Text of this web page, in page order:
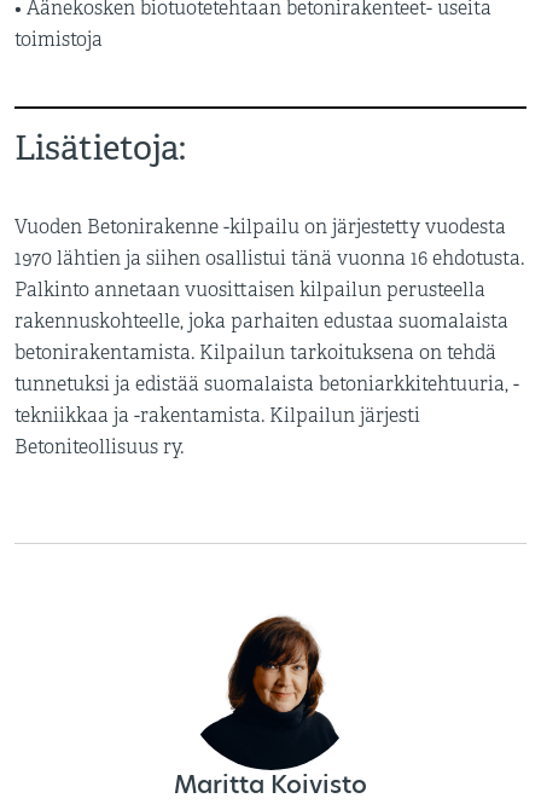
• Äänekosken biotuotetehtaan betonirakenteet- useita
toimistoja
Lisätietoja:
Vuoden Betonirakenne -kilpailu on järjestetty vuodesta
1970 lähtien ja siihen osallistui tänä vuonna 16 ehdotusta.
Palkinto annetaan vuosittaisen kilpailun perusteella
rakennuskohteelle, joka parhaiten edustaa suomalaista
betonirakentamista. Kilpailun tarkoituksena on tehdä
tunnetuksi ja edistää suomalaista betoniarkkitehtuuria, -
tekniikkaa ja -rakentamista. Kilpailun järjesti
Betoniteollisuus ry.
Maritta Koivisto